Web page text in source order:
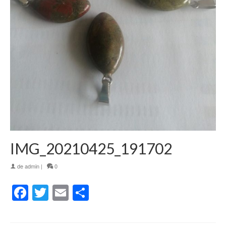
IMG_20210425_191702
deadmin | 0
Facebook
Twitter
Email